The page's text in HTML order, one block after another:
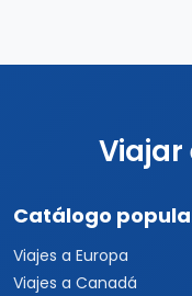
Catálogo
Viajes a Europa
Viajes a Canadá